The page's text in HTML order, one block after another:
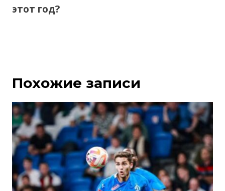
этот год?
Похожие записи